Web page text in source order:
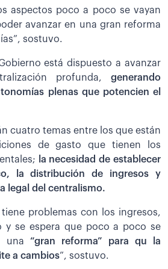
aspectos poco a poco se vayan
avanzar en una gran reforma
sostuvo.
está dispuesto a avanzar
profunda, generando
plenas que potencien el
cuatro temas entre los que están
de gasto que tienen los
la necesidad de establecer
la distribución de ingresos y
legal del centralismo.
problemas con los ingresos,
y se espera que poco a poco se
una “gran reforma” para qu la
a cambios”, sostuvo.